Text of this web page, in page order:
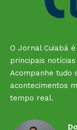
O Jornal Cuiabá
principais
Acompanhe tudo
acontecimentos
tempo real.